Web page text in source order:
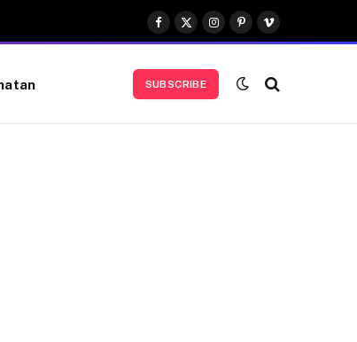
Facebook
X
(Twitter)
Instagram
Pinterest
Vimeo
SUBSCRIBE